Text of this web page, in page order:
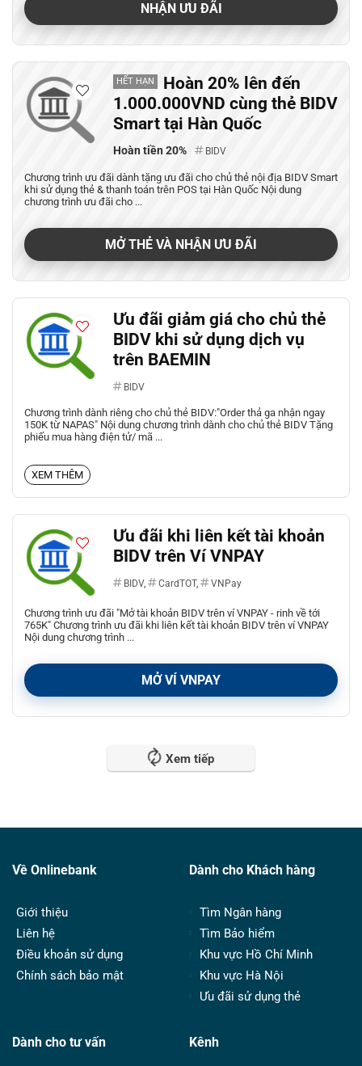
NHẬN ƯU ĐÃI
HẾT HẠN
Hoàn 20% lên đến
1.000.000VND cùng thẻ BIDV
Smart tại Hàn Quốc
Hoàn tiền 20% BIDV
Chương trình ưu đãi dành tặng ưu đãi cho chủ thẻ nội địa BIDV Smart
khi sử dụng thẻ & thanh toán trên POS tại Hàn Quốc Nội dung
chương trình ưu đãi cho ...
MỞ THẺ VÀ NHẬN ƯU ĐÃI
Ưu đãi giảm giá cho chủ thẻ
BIDV khi sử dụng dịch vụ
trên BAEMIN
BIDV
Chương trình dành riêng cho chủ thẻ BIDV:"Order thả ga nhận ngay
150K từ NAPAS" Nội dung chương trình dành cho chủ thẻ BIDV Tặng
phiếu mua hàng điện tử/ mã ...
XEM THÊM
Ưu đãi khi liên kết tài khoản
BIDV trên Ví VNPAY
BIDV, CardTOT, VNPay
Chương trình ưu đãi "Mở tài khoản BIDV trên ví VNPAY - rinh về tới
765K" Chương trình ưu đãi khi liên kết tài khoản BIDV trên ví VNPAY
Nội dung chương trình ...
MỞ VÍ VNPAY
Xem tiếp
Về Onlinebank
Giới thiệu
Liên hệ
Điều khoản sử dụng
Chính sách bảo mật
Dành cho Khách hàng
Tìm Ngân hàng
Tìm Bảo hiểm
Khu vực Hồ Chí Minh
Khu vực Hà Nội
Ưu đãi sử dụng thẻ
Dành cho tư vấn Kênh